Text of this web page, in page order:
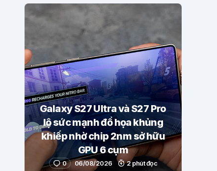
Galaxy S27 Ultra và S27 Pro
lộ sức mạnh đồ họa khủng
khiếp nhờ chip 2nm sở hữu
GPU 6 cụm
0 06/08/2026 2 phút đọc